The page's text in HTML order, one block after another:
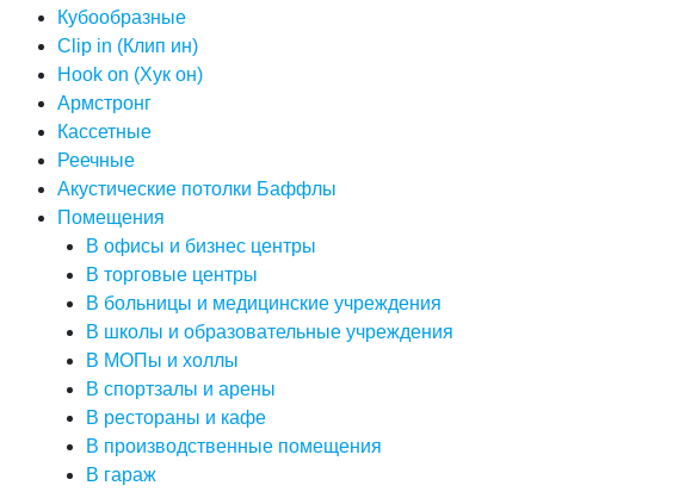
Кубообразные
Clip in (Клип ин)
Hook on (Хук он)
Армстронг
Кассетные
Реечные
Акустические потолки Баффлы
Помещения
В офисы и бизнес центры
В торговые центры
В больницы и медицинские учреждения
В школы и образовательные учреждения
В МОПы и холлы
В спортзалы и арены
В рестораны и кафе
В производственные помещения
В гараж